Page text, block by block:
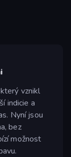
vznikl
indicie a
Nyní jsou
bez
možnost